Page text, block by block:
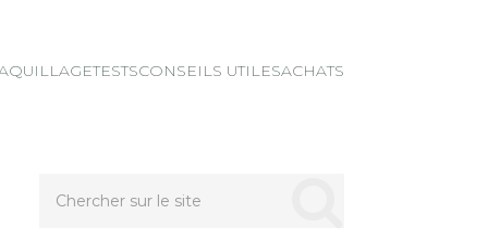
TESTSCONSEILS UTILESACHATS